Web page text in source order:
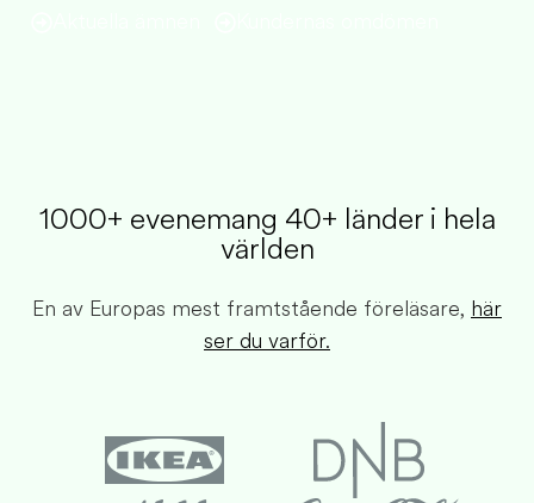
1000+ evenemang 40+ länder i hela
världen​
En av Europas mest framtstående föreläsare, här
ser du varför.